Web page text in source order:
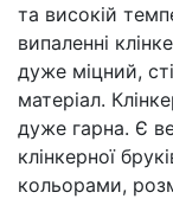
та високій
випаленні
дуже міцний,
матеріал.
дуже гарна. Є
клінкерної
кольорами,